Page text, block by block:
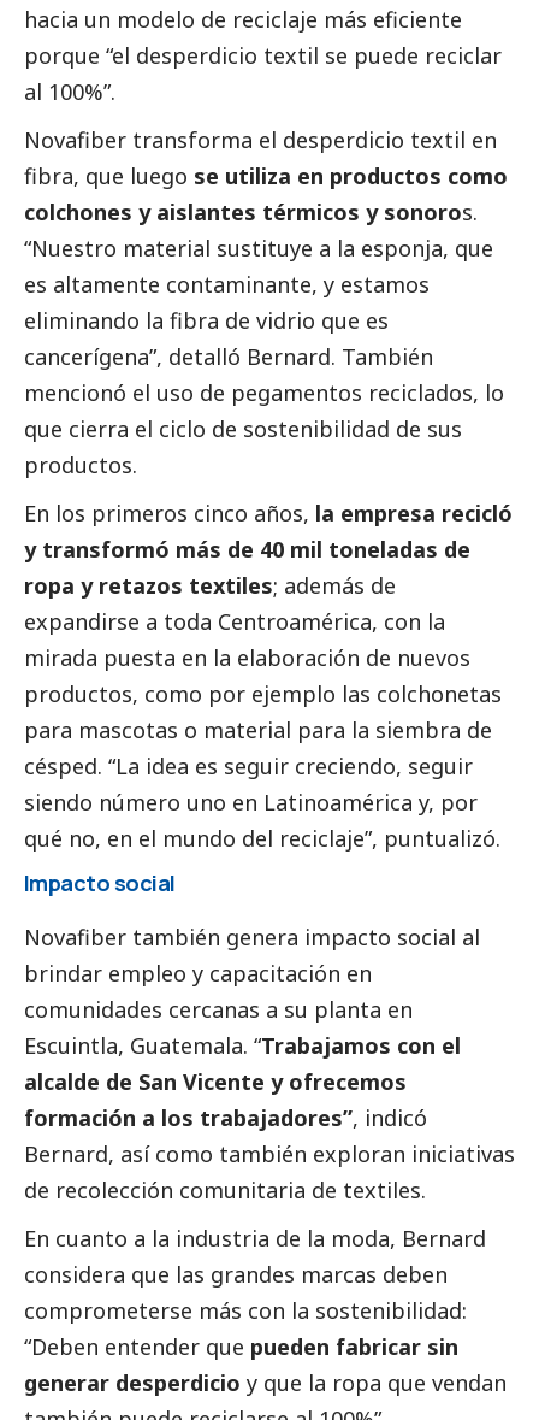
hacia un modelo de reciclaje más eficiente
porque “el desperdicio textil se puede reciclar
al 100%”.
Novafiber transforma el desperdicio textil en
fibra, que luego se utiliza en productos como
colchones y aislantes térmicos y sonoros.
“Nuestro material sustituye a la esponja, que
es altamente contaminante, y estamos
eliminando la fibra de vidrio que es
cancerígena”, detalló Bernard. También
mencionó el uso de pegamentos reciclados, lo
que cierra el ciclo de sostenibilidad de sus
productos.
En los primeros cinco años, la empresa recicló
y transformó más de 40 mil toneladas de
ropa y retazos textiles; además de
expandirse a toda Centroamérica, con la
mirada puesta en la elaboración de nuevos
productos, como por ejemplo las colchonetas
para mascotas o material para la siembra de
césped. “La idea es seguir creciendo, seguir
siendo número uno en Latinoamérica y, por
qué no, en el mundo del reciclaje”, puntualizó.
Impactosocial
Novafiber también genera impacto social al
brindar empleo y capacitación en
comunidades cercanas a su planta en
Escuintla, Guatemala. “Trabajamos con el
alcalde de San Vicente y ofrecemos
formación a los trabajadores”, indicó
Bernard, así como también exploran iniciativas
de recolección comunitaria de textiles.
En cuanto a la industria de la moda, Bernard
considera que las grandes marcas deben
comprometerse más con la sostenibilidad:
“Deben entender que pueden fabricar sin
generar desperdicio y que la ropa que vendan